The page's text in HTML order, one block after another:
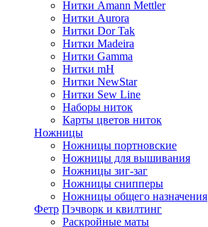
Нитки Amann Mettler
Нитки Aurora
Нитки Dor Tak
Нитки Madeira
Нитки Gamma
Нитки mH
Нитки NewStar
Нитки Sew Line
Наборы ниток
Карты цветов ниток
Ножницы
Ножницы портновские
Ножницы для вышивания
Ножницы зиг-заг
Ножницы снипперы
Ножницы общего назначения
Фетр Пэчворк и квилтинг
Раскройные маты